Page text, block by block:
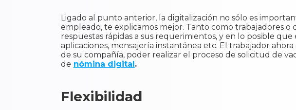
Ligado al punto anterior, la digitalización no sólo es
empleado, te explicamos mejor. Tanto como trabajadores
respuestas rápidas a sus requerimientos, y en lo posible
aplicaciones, mensajería instantánea etc. El trabajador
de su compañía, poder realizar el proceso de solicitud de
de nómina digital.
Flexibilidad